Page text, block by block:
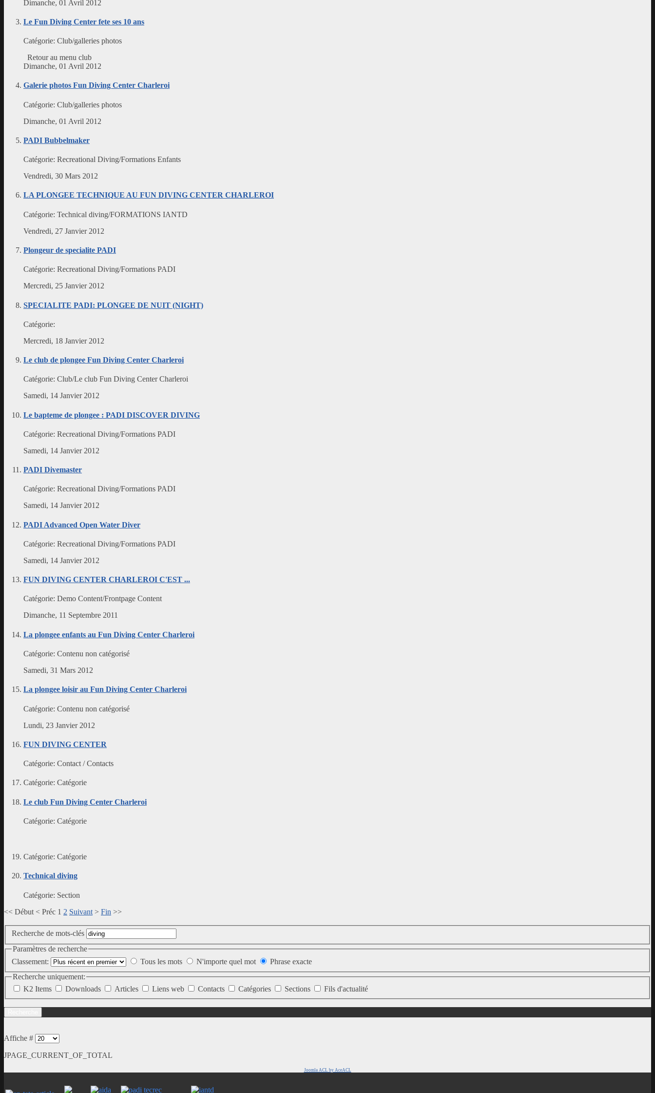
Dimanche, 01 Avril 2012
Le Fun Diving Center fete ses 10 ans
Catégorie: Club/galleries photos
Retour au menu club
Dimanche, 01 Avril 2012
Galerie photos Fun Diving Center Charleroi
Catégorie: Club/galleries photos
Dimanche, 01 Avril 2012
PADI Bubbelmaker
Catégorie: Recreational Diving/Formations Enfants
Vendredi, 30 Mars 2012
LA PLONGEE TECHNIQUE AU FUN DIVING CENTER CHARLEROI
Catégorie: Technical diving/FORMATIONS IANTD
Vendredi, 27 Janvier 2012
Plongeur de specialite PADI
Catégorie: Recreational Diving/Formations PADI
Mercredi, 25 Janvier 2012
SPECIALITE PADI: PLONGEE DE NUIT (NIGHT)
Catégorie:
Mercredi, 18 Janvier 2012
Le club de plongee Fun Diving Center Charleroi
Catégorie: Club/Le club Fun Diving Center Charleroi
Samedi, 14 Janvier 2012
Le bapteme de plongee : PADI DISCOVER DIVING
Catégorie: Recreational Diving/Formations PADI
Samedi, 14 Janvier 2012
PADI Divemaster
Catégorie: Recreational Diving/Formations PADI
Samedi, 14 Janvier 2012
PADI Advanced Open Water Diver
Catégorie: Recreational Diving/Formations PADI
Samedi, 14 Janvier 2012
FUN DIVING CENTER CHARLEROI C'EST ...
Catégorie: Demo Content/Frontpage Content
Dimanche, 11 Septembre 2011
La plongee enfants au Fun Diving Center Charleroi
Catégorie: Contenu non catégorisé
Samedi, 31 Mars 2012
La plongee loisir au Fun Diving Center Charleroi
Catégorie: Contenu non catégorisé
Lundi, 23 Janvier 2012
FUN DIVING CENTER
Catégorie: Contact / Contacts
Catégorie: Catégorie
Le club Fun Diving Center Charleroi
Catégorie: Catégorie
Catégorie: Catégorie
Technical diving
Catégorie: Section
<< Début < Préc 1 2 Suivant > Fin >>
Recherche de mots-clés
Paramètres de recherche
Classement:
Tous les mots N'importe quel mot
Phrase exacte
Recherche uniquement:
K2 Items
Downloads Articles Liens web Contacts Catégories Sections Fils d'actualité
Affiche #
JPAGE_CURRENT_OF_TOTAL
Joomla ACL by AceACL